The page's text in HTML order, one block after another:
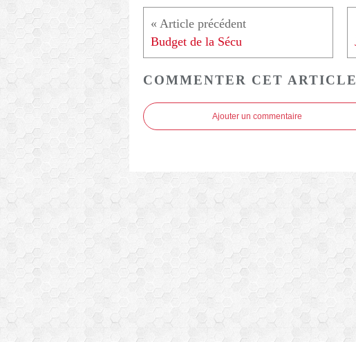
Budget de la Sécu
COMMENTER CET ARTICLE
Ajouter un commentaire